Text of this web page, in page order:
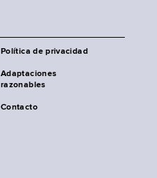
Política de privacidad
Adaptaciones
razonables
Contacto